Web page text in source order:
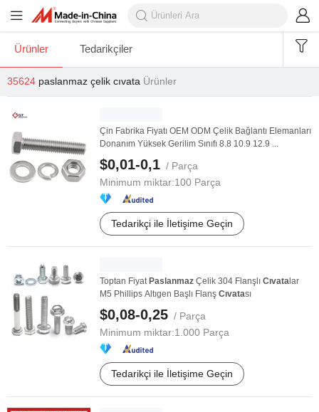
Ürünler Tedarikçiler
35624 paslanmaz çelik cıvata Ürünler
Çin Fabrika Fiyatı OEM ODM Çelik Bağlantı Elemanları
Donanım Yüksek Gerilim Sınıfı 8.8 10.9 12.9 ...
$0,01-0,1 / Parça
Minimum miktar:100 Parça
Tedarikçi ile İletişime Geçin
Toptan Fiyat Paslanmaz Çelik 304 Flanşlı Cıvata lar
M5 Phillips Altıgen Başlı Flanş Cıvatası
$0,08-0,25 / Parça
Minimum miktar:1.000 Parça
Tedarikçi ile İletişime Geçin